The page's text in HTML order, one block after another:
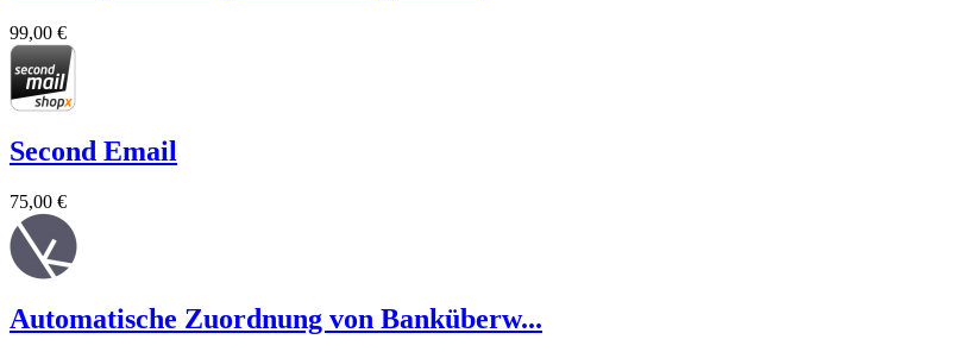
99,00 €
Second Email
75,00 €
Automatische Zuordnung von Banküberw...